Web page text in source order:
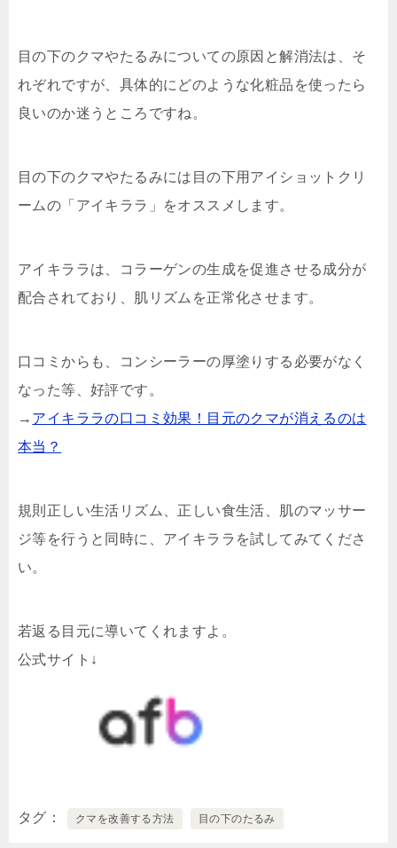
目の下のクマやたるみについての原因と解消法は、そ
れぞれですが、具体的にどのような化粧品を使ったら
良いのか迷うところですね。
目の下のクマやたるみには目の下用アイショットクリ
ームの「アイキララ」をオススメします。
アイキララは、コラーゲンの生成を促進させる成分が
配合されており、肌リズムを正常化させます。
口コミからも、コンシーラーの厚塗りする必要がなく
なった等、好評です。
→ アイキララの口コミ効果！目元のクマが消えるのは
本当？
規則正しい生活リズム、正しい食生活、肌のマッサー
ジ等を行うと同時に、アイキララを試してみてくださ
い。
若返る目元に導いてくれますよ。
公式サイト↓
タグ クマを改善する方法 目の下のたるみ